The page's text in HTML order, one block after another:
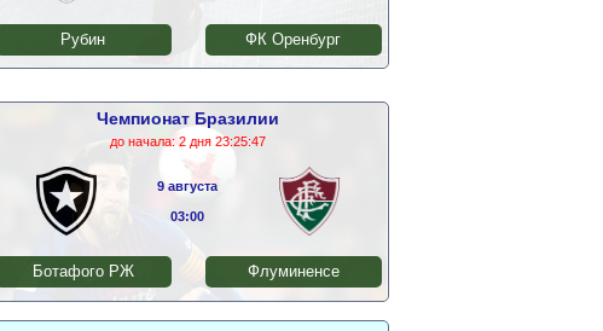
Рубин ФК Оренбург
Чемпионат Бразилии
до начала: 2 дня 23:25:47
9 августа
03:00
Ботафого РЖ Флуминенсе